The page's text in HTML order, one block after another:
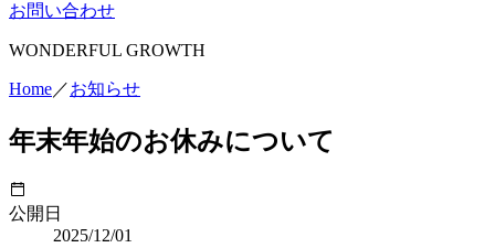
お問い合わせ
WONDERFUL GROWTH
Home／お知らせ
年末年始のお休みについて
公開日
2025/12/01